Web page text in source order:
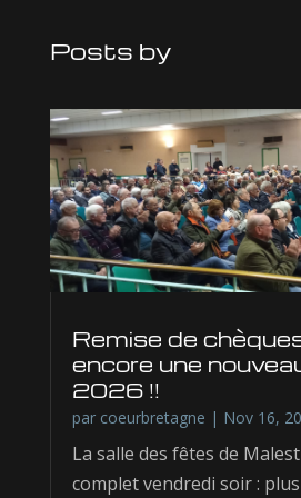
Posts by
Remise de
encore une
2026 !!
par coeurbretagne | Nov 16,
La salle des fêtes de
complet vendredi soir :